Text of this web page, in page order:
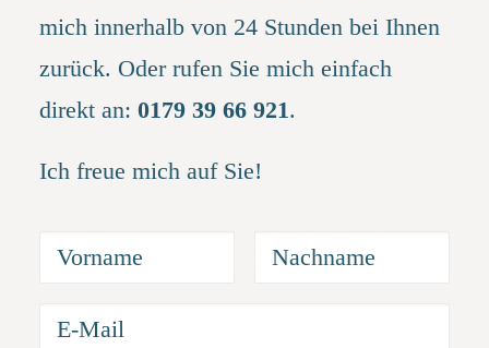
mich innerhalb von 24 Stunden bei Ihnen
zurück. Oder rufen Sie mich einfach
direkt an: 0179 39 66 921.
Ich freue mich auf Sie!